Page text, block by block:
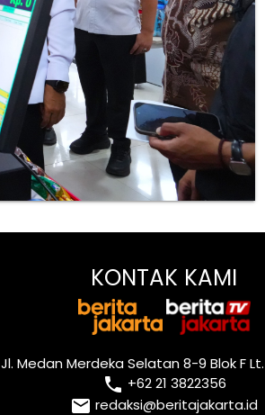
KONTAK KAMI
Jl. Medan Merdeka Selatan 8-9 Blok F
local_phone +62 21 3822356
email redaksi@beritajakarta.id